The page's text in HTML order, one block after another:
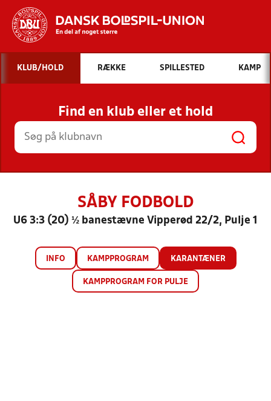
Hvad vil du søge efter?
INDHOLD OG NYHEDER
STILLINGER, RESULTATER, KLUBBER OG
HOLD
KLUB/HOLD RÆKKE SPILLESTED KAMP
Find en klub eller et hold
SÅBY FODBOLD
U6 3:3 (20) ½ banestævne Vipperød 22/2, Pulje 1
INFO KAMPPROGRAM KARANTÆNER
KAMPPROGRAM FOR PULJE